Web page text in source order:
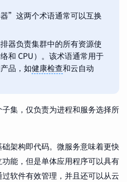
”这两个术语通常可以互换
器负责集群中的所有资源使
和 CPU）。该术语通常用于
品，如健康检查和云自动
集，仅负责为进程和服务选择所
架构即代码。微服务意味着更快
能，但是单体应用程序可以具有
软件有效管理，并且还可以从云